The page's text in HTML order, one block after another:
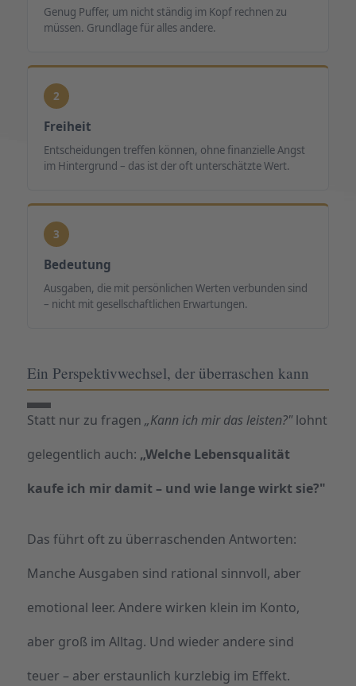
Genug Puffer, um nicht ständig im Kopf rechnen zu
müssen. Grundlage für alles andere.
2
Freiheit
Entscheidungen treffen können, ohne finanzielle Angst
im Hintergrund – das ist der oft unterschätzte Wert.
3
Bedeutung
Ausgaben, die mit persönlichen Werten verbunden sind
– nicht mit gesellschaftlichen Erwartungen.
Ein Perspektivwechsel, der überraschen kann
Statt nur zu fragen „Kann ich mir das leisten?"lohnt
gelegentlich auch: „Welche Lebensqualität
kaufe ich mir damit – und wie lange wirkt sie?"
Das führt oft zu überraschenden Antworten:
Manche Ausgaben sind rational sinnvoll, aber
emotional leer. Andere wirken klein im Konto,
aber groß im Alltag. Und wieder andere sind
teuer – aber erstaunlich kurzlebig im Effekt.